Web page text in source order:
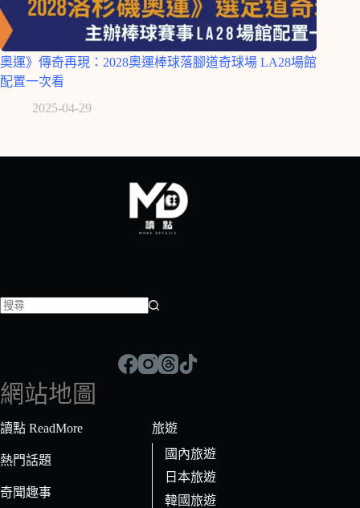
奧運》傳奇再現：2028奧運棒球落腳道奇球場 LA28場館
配置一次看
2025-04-29
符
合
條
的
果
網站地圖
讀點 ReadMore
熱門話題
奇聞趣事
旅遊
國內旅遊
日本旅遊
韓國旅遊